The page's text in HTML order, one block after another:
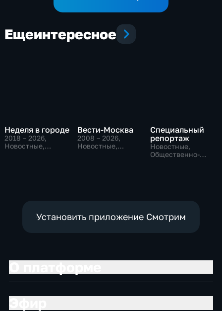
Ещеинтересное
Неделя в городе
2018 – 2026,
Новостные,
Вести-Москва
2008 – 2026,
Новостные,
Специальный
репортаж
Новостные,
Общественно-
Установить приложение Смотрим